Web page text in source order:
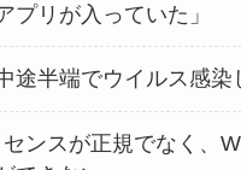
プリが入っていた」
途半端でウイルス感染
センスが正規でなく、